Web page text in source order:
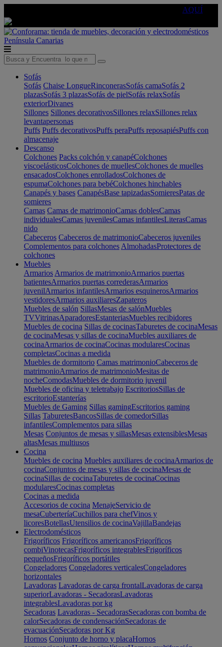
AQUÍ
Península Canarias
Sofás
Sofás Chaise LongueRinconerasSofás camaSofás 2
plazasSofás 3 plazasSofás de pielSofás relaxSofás
exteriorDivanes
Sillones Sillones decorativosSillones relaxSillones relax
levantapersonas
Puffs Puffs decorativosPuffs peraPuffs reposapiésPuffs con
almacenaje
Descanso
Colchones Packs colchón y canapéColchones
viscoelásticosColchones de muellesColchones de muelles
ensacadosColchones enrolladosColchones de
espumaColchones para bebéColchones hinchables
Canapés y bases CanapésBase tapizadasSomieresPatas de
somieres
Camas Camas de matrimonioCamas doblesCamas
individualesCamas juvenilesCamas infantilesLiterasCamas
nido
Cabeceros Cabeceros de matrimonioCabeceros juveniles
Complementos para colchones AlmohadasProtectores de
colchones
Muebles
Armarios Armarios de matrimonioArmarios puertas
batientesArmarios puertas correderasArmarios
juvenilArmarios infantilesArmarios esquinerosArmarios
vestidoresArmarios auxiliaresZapateros
Muebles de salón SillasMesas de salónMuebles
TVVitrinasAparadoresEstanteriasMuebles recibidores
Muebles de cocina Sillas de cocinasTaburetes de cocinaMesas
de cocinaMesas y sillas de cocinaMuebles auxiliares de
cocinaArmarios de cocinaCocinas modularesCocinas
completasCocinas a medida
Muebles de dormitorio Camas matrimonioCabeceros de
matrimonioArmarios de matrimonioMesitas de
nocheComodasMuebles de dormitorio juvenil
Muebles de oficina y teletrabajo EscritoriosSillas de
escritorioEstanterías
Muebles de Gaming Sillas gamingEscritorios gaming
Sillas TaburetesBancosSillas de comedorSillas
infantilesComplementos para sillas
Mesas Conjuntos de mesas y sillasMesas extensiblesMesas
altasMesas multiusos
Cocina
Muebles de cocina Muebles auxiliares de cocinaArmarios de
cocinaConjuntos de mesas y sillas de cocinaMesas de
cocinaSillas de cocinaTaburetes de cocinaCocinas
modularesCocinas completas
Cocinas a medida
Accesorios de cocina MenajeServicio de
mesaCuberteríaCuchillos para chefVinos y
licoresBotellasUtensilios de cocinaVajillaBandejas
Electrodomésticos
Frigoríficos Frigoríficos americanosFrigoríficos
combiVinotecasFrigoríficos integrablesFrigoríficos
pequeñosFrigoríficos portátiles
Congeladores Congeladores verticalesCongeladores
horizontales
Lavadoras Lavadoras de carga frontalLavadoras de carga
superiorLavadoras - SecadorasLavadoras
integrablesLavadoras por kg
Secadoras Lavadoras - SecadorasSecadoras con bomba de
calorSecadoras de condensaciónSecadoras de
evacuaciónSecadoras por Kg
Hornos Conjunto de horno y placaHornos